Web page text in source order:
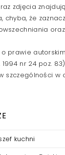
zdjęcia
chyba, że
prawie
1994 nr 24 poz.
szczególności w
kuchni